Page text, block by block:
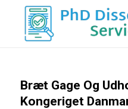
Bræt Gage Og
Kongeriget